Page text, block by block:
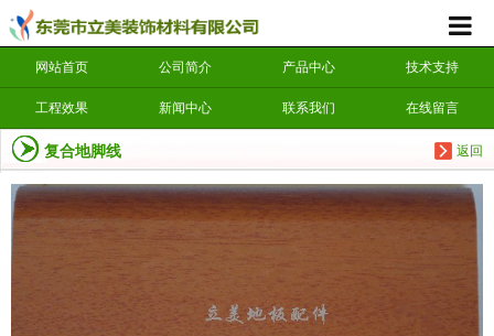
网站首页 公司简介 产品中心 技术支持
工程效果 新闻中心 联系我们 在线留言
返回
复合地脚线